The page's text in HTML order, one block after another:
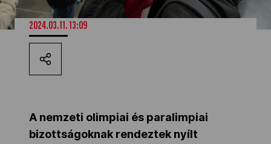
MOB
Kettőskarrier-program
NOB
2024.03.11. 13:09
A nemzeti olimpiai és paralimpiai
bizottságoknak rendeztek nyílt